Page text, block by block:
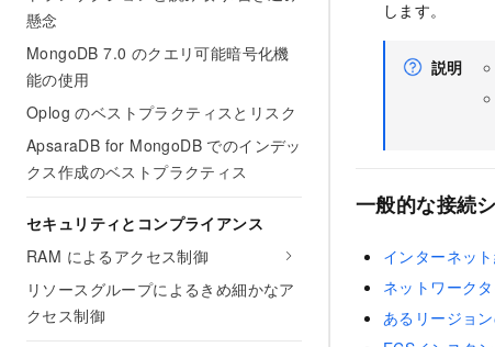
懸念
MongoDB 7.0 のクエリ可能暗号化機
能の使用
Oplog のベストプラクティスとリスク
ApsaraDB for MongoDB でのインデッ
クス作成のベストプラクティス
セキュリティとコンプライアンス
RAM によるアクセス制御
リソースグループによるきめ細かなア
クセス制御
します。
説明
一般的な接続
インターネッ
ネットワーク
あるリージョ